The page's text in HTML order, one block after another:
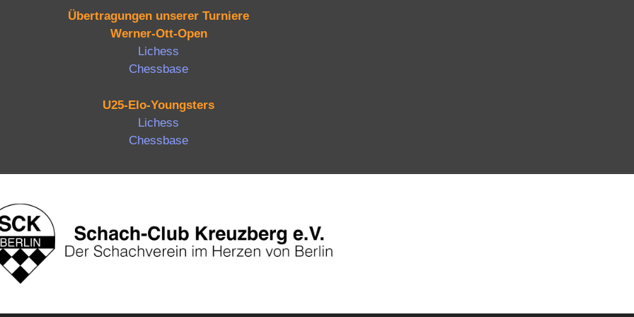
Übertragungen unserer Turniere
Werner-Ott-Open
Lichess
Chessbase
U25-Elo-Youngsters
Lichess
Chessbase